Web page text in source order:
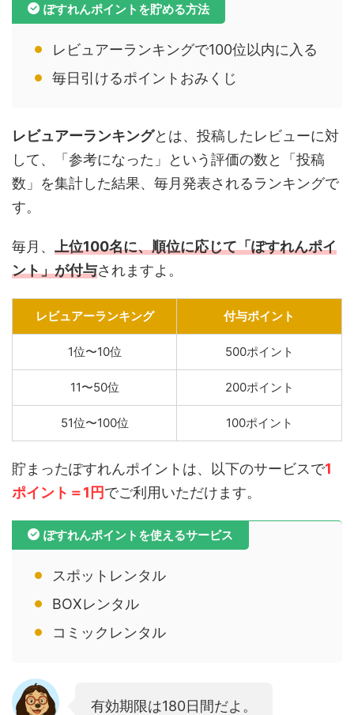
ぽすれんポイントを貯める方法
レビュアーランキングで100位以内に入る
毎日引けるポイントおみくじ
レビュアーランキングとは、投稿したレビューに対
して、「参考になった」という評価の数と「投稿
数」を集計した結果、毎月発表されるランキングで
す。
毎月、 上位100名に、順位に応じて「ぽすれんポイ
ント」が付与されますよ。
レビュアーランキング 付与ポイント
1位〜10位 500ポイント
11〜50位 200ポイント
51位〜100位 100ポイント
貯まったぽすれんポイントは、以下のサービスで1
ポイント＝1円でご利用いただけます。
ぽすれんポイントを使えるサービス
スポットレンタル
BOXレンタル
コミックレンタル
有効期限は180日間だよ。